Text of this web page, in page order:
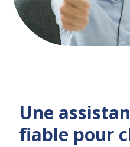
Une
fiable pour